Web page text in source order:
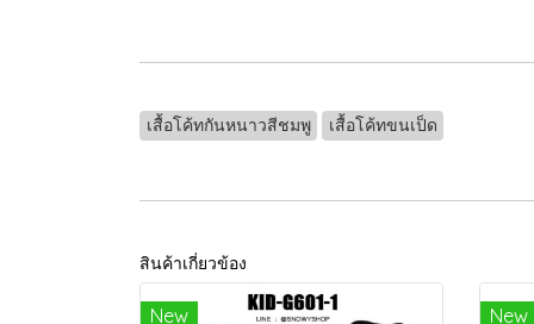
เสื้อโค้ทกันหนาวสีชมพู เสื้อโค้ทขนเป็ด
สินค้าเกี่ยวข้อง
New New